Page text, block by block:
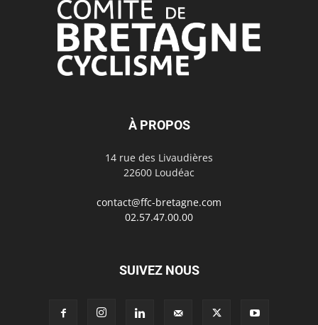
À PROPOS
14 rue des Livaudières
22600 Loudéac
contact@ffc-bretagne.com
02.57.47.00.00
SUIVEZ NOUS